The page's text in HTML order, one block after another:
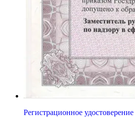
Регистрационное удостоверение